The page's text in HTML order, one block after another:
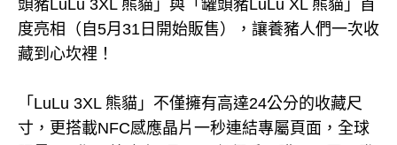
頭豬LuLu 3XL 熊貓」與「罐頭豬LuLu XL 熊貓」首
度亮相（自5月31日開始販售），讓養豬人們一次收
藏到心坎裡！
「LuLu 3XL 熊貓」不僅擁有高達24公分的收藏尺
寸，更搭載NFC感應晶片一秒連結專屬頁面，全球